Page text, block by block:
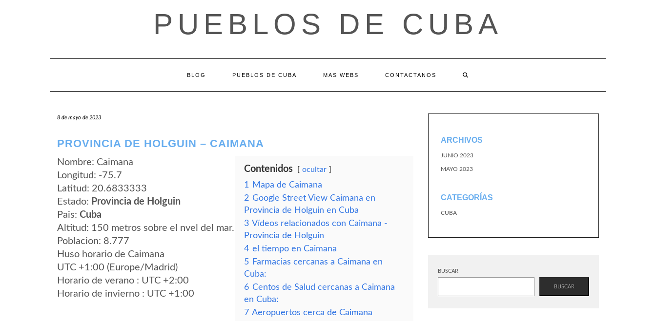
PUEBLOS DE CUBA
BLOG PUEBLOS DE CUBA MAS WEBS CONTACTANOS
8 de mayo de 2023
PROVINCIA DE HOLGUIN – CAIMANA
Nombre: Caimana
Longitud: -75.7
Latitud: 20.6833333
Estado: Provincia de Holguin
Pais: Cuba
Altitud: 150 metros sobre el nvel del mar.
Poblacion: 8.777
Huso horario de Caimana
UTC +1:00 (Europe/Madrid)
Horario de verano : UTC +2:00
Horario de invierno : UTC +1:00
Contenidos ocultar
1
Mapa de Caimana
2 Google Street View Caimana en
Provincia de Holguin en Cuba
3 Vídeos relacionados con Caimana -
Provincia de Holguin
4 el tiempo en Caimana
5 Farmacias cercanas a Caimana en
Cuba:
6 Centos de Salud cercanas a Caimana
en Cuba:
7 Aeropuertos cerca de Caimana
ARCHIVOS
JUNIO 2023
MAYO 2023
CATEGORÍAS
CUBA
BUSCAR
BUSCAR